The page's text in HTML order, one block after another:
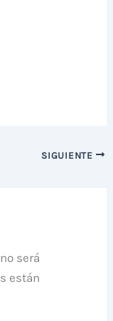
SIGUIENTE
será
están